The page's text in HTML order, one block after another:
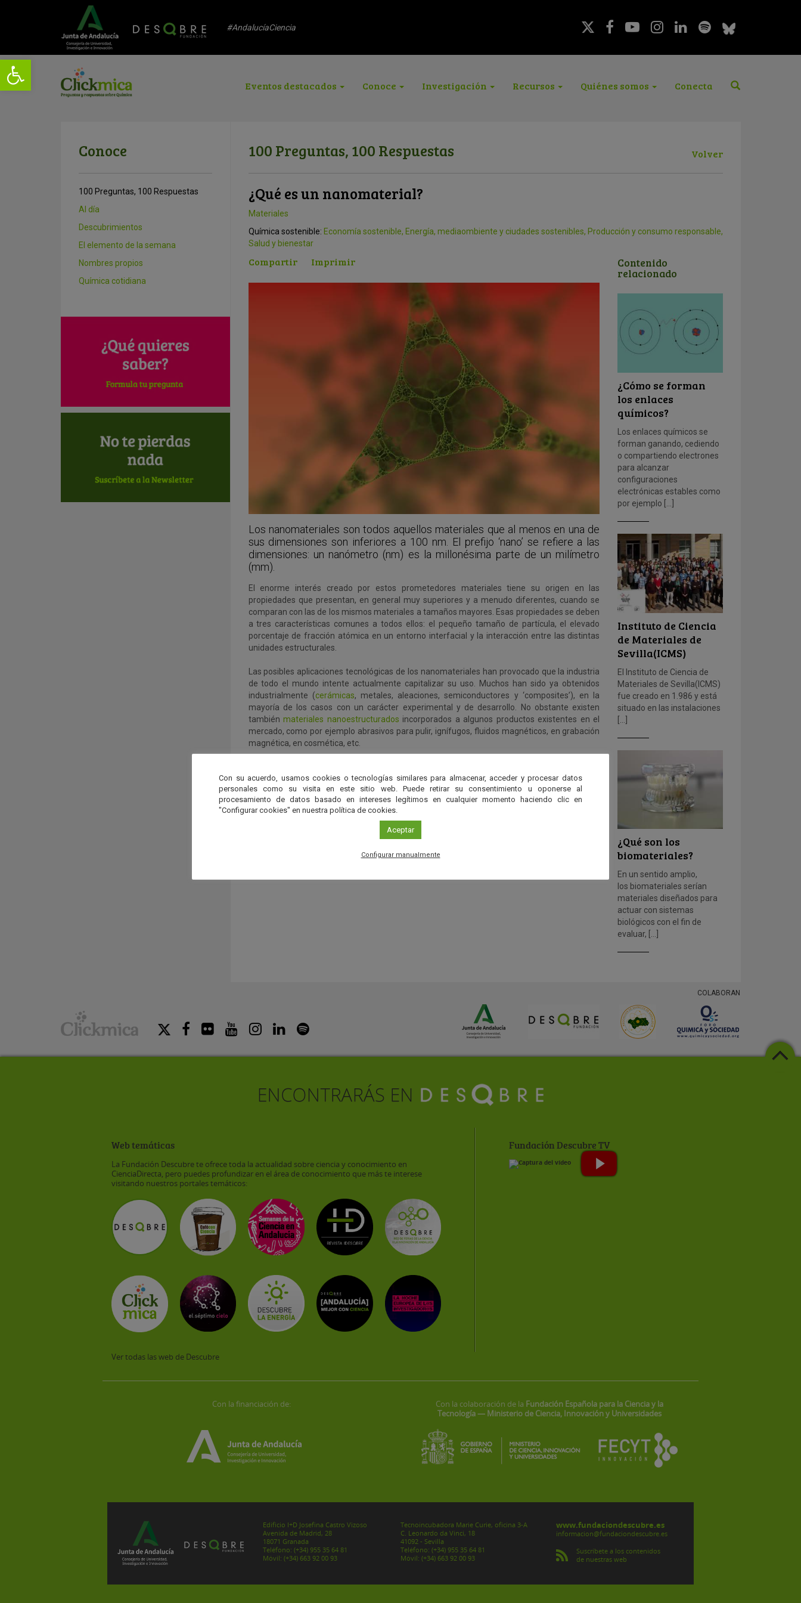
#AndalucíaCiencia
Eventos destacados Conoce Investigación Recursos Quiénes somos Conecta
Conoce
100 Preguntas, 100 Respuestas
Al día
Descubrimientos
El elemento de la semana
Nombres propios
Química cotidiana
100 Preguntas, 100 Respuestas Volver
¿Qué es un nanomaterial?
Materiales
Química sostenible: Economía sostenible, Energía, mediaombiente y ciudades sostenibles, Producción y consumo responsable,
Salud y bienestar
Compartir Imprimir
Los nanomateriales son todos aquellos materiales que al menos en una de
sus dimensiones son inferiores a 100 nm. El prefijo ‘nano’ se refiere a las
dimensiones: un nanómetro (nm) es la millonésima parte de un milímetro
(mm).
El enorme interés creado por estos prometedores materiales tiene su origen en las
propiedades que presentan, en general muy superiores y a menudo diferentes, cuando se
comparan con las de los mismos materiales a tamaños mayores. Esas propiedades se deben
a tres características comunes a todos ellos: el pequeño tamaño de partícula, el elevado
porcentaje de fracción atómica en un entorno interfacial y la interacción entre las distintas
unidades estructurales.
Las posibles aplicaciones tecnológicas de los nanomateriales han provocado que la industria
de todo el mundo intente actualmente capitalizar su uso. Muchos han sido ya obtenidos
industrialmente (cerámicas, metales, aleaciones, semiconductores y ‘composites’), en la
mayoría de los casos con un carácter experimental y de desarrollo. No obstante existen
tambiénmateriales nanoestructurados incorporados a algunos productos existentes en el
mercado, como por ejemplo abrasivos para pulir, ignífugos, fluidos magnéticos, en grabación
magnética, en cosmética, etc.
Contenido
relacionado
¿Cómo se forman
los enlaces
químicos?
Los enlaces químicos se
forman ganando, cediendo
o compartiendo electrones
para alcanzar
configuraciones
electrónicas estables como
por ejemplo […]
Instituto de Ciencia
de Materiales de
Sevilla(ICMS)
El Instituto de Ciencia de
Materiales de Sevilla(ICMS)
fue creado en 1.986 y está
situado en las instalaciones
¿Qué son los
biomateriales?
En un sentido amplio,
los biomateriales serían
materiales diseñados para
actuar con sistemas
biológicos con el fin de
evaluar, […]
COLABORAN
Web temáticas
La Fundación Descubre te ofrece toda la actualidad sobre ciencia y conocimiento en
CienciaDirecta, pero puedes profundizar en el área de conocimiento que más te interese
visitando nuestros portales temáticos:
Ver todas las web de Descubre
Fundación Descubre TV
Con la financiación de: Con la colaboración de la Fundación Española para la Ciencia y la
Tecnología — Ministerio de Ciencia, Innovación y Universidades
Edificio I+D Josefina Castro Vizoso
Avenida de Madrid, 28
18071 Granada
Teléfono: (+34) 955 35 64 81
Móvil: (+34) 663 92 00 93
Tecnoincubadora Marie Curie, oficina 3-A
C. Leonardo da Vinci, 18
41092 - Sevilla
Teléfono: (+34) 955 35 64 81
Móvil: (+34) 663 92 00 93
www.fundaciondescubre.es
informacion@fundaciondescubre.es
Suscríbete a los contenidos
de nuestras web
Con su acuerdo, usamos cookies o tecnologías similares para almacenar, acceder y procesar datos
personales como su visita en este sitio web. Puede retirar su consentimiento u oponerse al
procesamiento de datos basado en intereses legítimos en cualquier momento haciendo clic en
"Configurar cookies" en nuestra política de cookies.
Aceptar
Configurar manualmente